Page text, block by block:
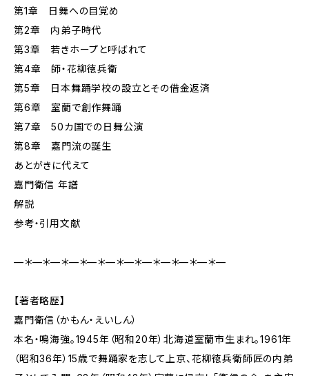
第1章 日舞への目覚め
第2章 内弟子時代
第3章 若きホープと呼ばれて
第4章 師・花柳徳兵衛
第5章 日本舞踊学校の設立とその借金返済
第6章 室蘭で創作舞踊
第7章 50カ国での日舞公演
第8章 嘉門流の誕生
あとがきに代えて
嘉門衛信 年譜
解説
参考・引用文献
—＊—＊—＊—＊—＊—＊—＊—＊—＊—＊—＊—
【著者略歴】
嘉門衛信（かもん・えいしん）
本名・鳴海強。1945年（昭和20年）北海道室蘭市生まれ。1961年
（昭和36年）15歳で舞踊家を志して上京、花柳徳兵衛師匠の内弟